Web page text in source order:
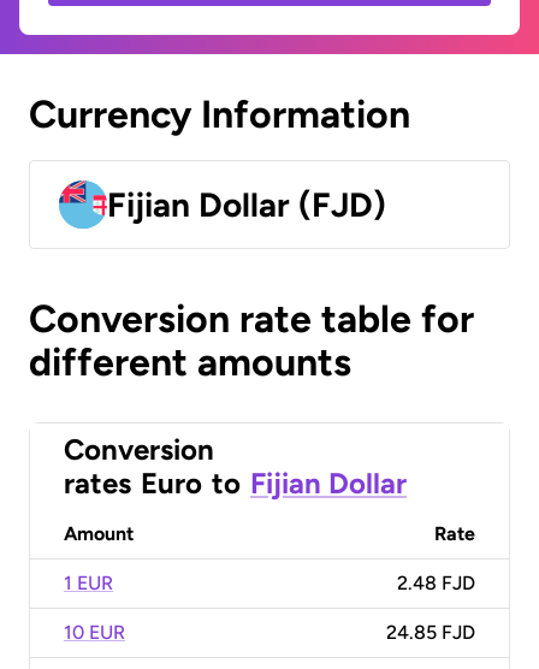
Currency Information
Fijian Dollar (FJD)
Conversion rate table for
different amounts
Conversion
rates Euro to Fijian Dollar
Amount Rate
1 EUR 2.48 FJD
10 EUR 24.85 FJD